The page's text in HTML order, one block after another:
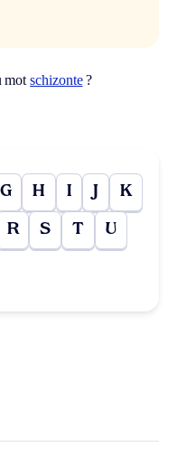
motschizonte?
G H I J K
R S T U